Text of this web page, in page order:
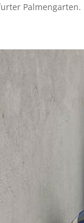
Palmengarten.